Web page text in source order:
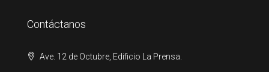
Contáctanos
Ave. 12 de Octubre, Edificio La Prensa.